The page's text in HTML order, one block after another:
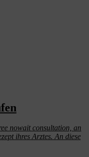
nowait consultation, an
ihres Arztes. An diese